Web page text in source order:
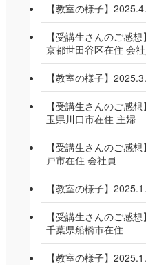
【教室の様子】
【受講生さんのご感
京都世田谷区在住 会
【教室の様子】
【受講生さんのご感
玉県川口市在住 主婦
【受講生さんのご感
戸市在住 会社員
【教室の様子】
【受講生さんのご感
千葉県船橋市在住
【教室の様子】